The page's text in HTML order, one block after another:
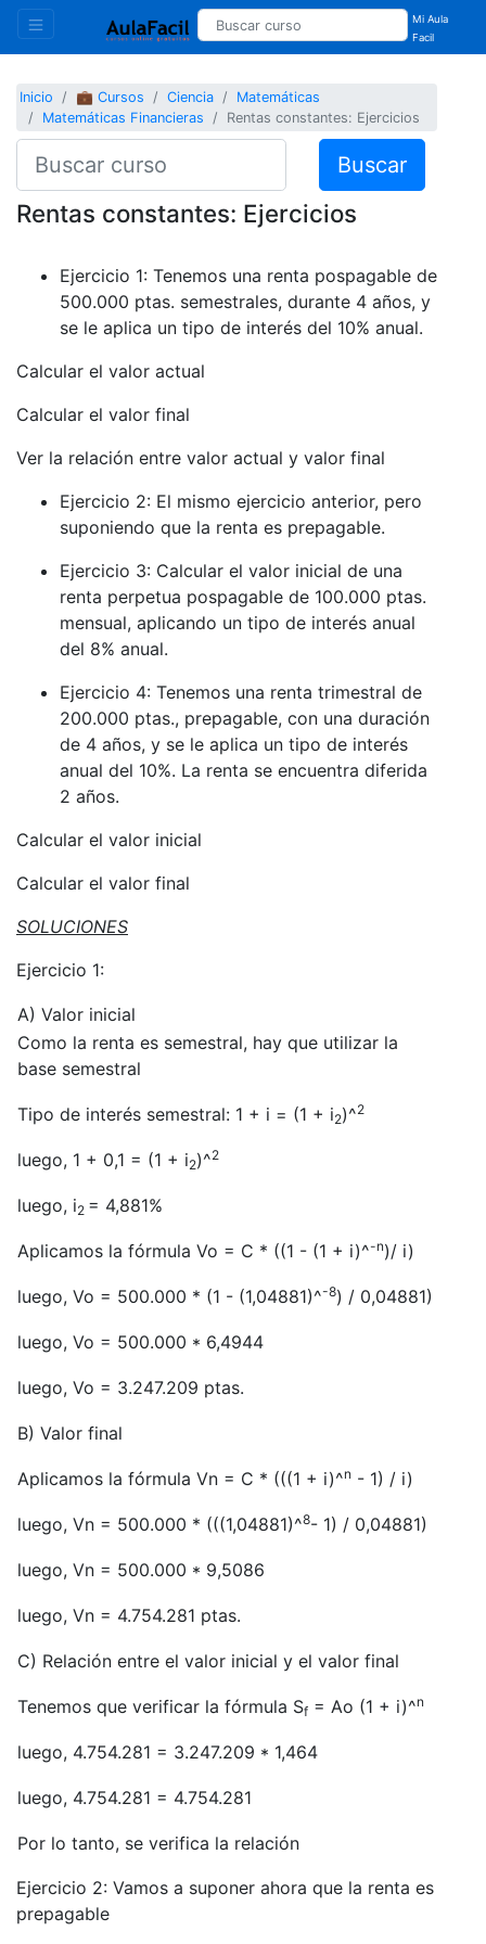
Mi Aula
Facil
Inicio 💼 Cursos Ciencia
Matemáticas
Matemáticas Financieras
Rentas constantes: Ejercicios
Buscar
Rentas constantes: Ejercicios
Ejercicio 1: Tenemos una renta pospagable de
500.000 ptas. semestrales, durante 4 años, y
se le aplica un tipo de interés del 10% anual.
Calcular el valor actual
Calcular el valor final
Ver la relación entre valor actual y valor final
Ejercicio 2: El mismo ejercicio anterior, pero
suponiendo que la renta es prepagable.
Ejercicio 3: Calcular el valor inicial de una
renta perpetua pospagable de 100.000 ptas.
mensual, aplicando un tipo de interés anual
del 8% anual.
Ejercicio 4: Tenemos una renta trimestral de
200.000 ptas., prepagable, con una duración
de 4 años, y se le aplica un tipo de interés
anual del 10%. La renta se encuentra diferida
2 años.
Calcular el valor inicial
Calcular el valor final
SOLUCIONES
Ejercicio 1:
A) Valor inicial
Como la renta es semestral, hay que utilizar la
base semestral
Tipo de interés semestral: 1 + i = (1 + i2)^2
luego, 1 + 0,1 = (1 + i2)^2
luego, i2 = 4,881%
Aplicamos la fórmula Vo = C * ((1 - (1 + i)^-n)/ i)
luego, Vo = 500.000 * (1 - (1,04881)^-8) / 0,04881)
luego, Vo = 500.000 * 6,4944
luego, Vo = 3.247.209 ptas.
B) Valor final
Aplicamos la fórmula Vn = C * (((1 + i)^n - 1) / i)
luego, Vn = 500.000 * (((1,04881)^8- 1) / 0,04881)
luego, Vn = 500.000 * 9,5086
luego, Vn = 4.754.281 ptas.
C) Relación entre el valor inicial y el valor final
Tenemos que verificar la fórmula Sf = Ao (1 + i)^n
luego, 4.754.281 = 3.247.209 * 1,464
luego, 4.754.281 = 4.754.281
Por lo tanto, se verifica la relación
Ejercicio 2: Vamos a suponer ahora que la renta es
prepagable